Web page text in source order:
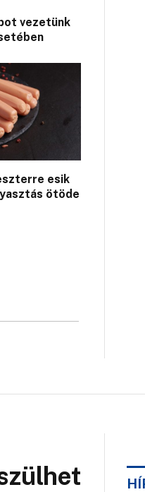
vezetünk
esik
ötöde